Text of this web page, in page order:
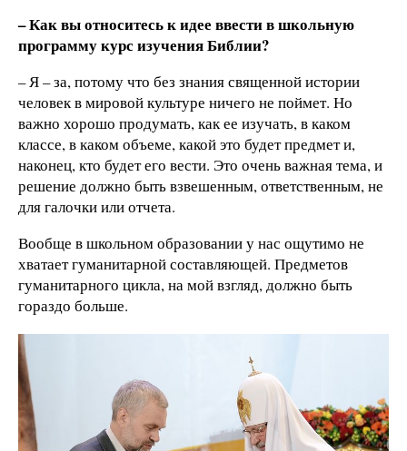
– Как вы относитесь к идее ввести в школьную
программу курс изучения Библии?
– Я – за, потому что без знания священной истории
человек в мировой культуре ничего не поймет. Но
важно хорошо продумать, как ее изучать, в каком
классе, в каком объеме, какой это будет предмет и,
наконец, кто будет его вести. Это очень важная тема, и
решение должно быть взвешенным, ответственным, не
для галочки или отчета.
Вообще в школьном образовании у нас ощутимо не
хватает гуманитарной составляющей. Предметов
гуманитарного цикла, на мой взгляд, должно быть
гораздо больше.